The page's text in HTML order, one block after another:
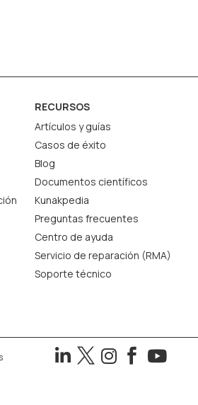
RECURSOS
Artículos y guías
Casos de éxito
Blog
Documentos científicos
Kunakpedia
Preguntas frecuentes
Centro de ayuda
Servicio de reparación (RMA)
Soporte técnico
    